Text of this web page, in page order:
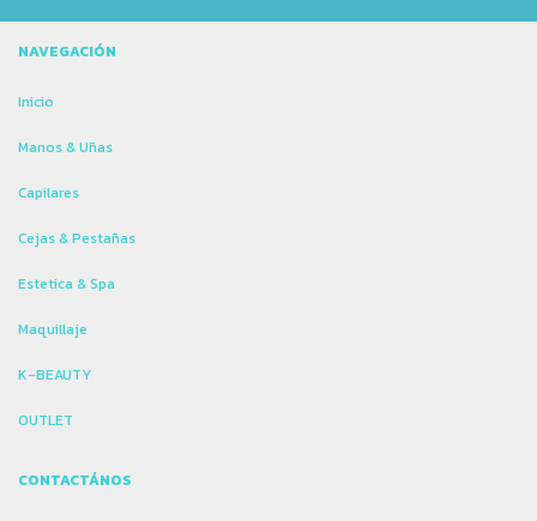
NAVEGACIÓN
Inicio
Manos & Uñas
Capilares
Cejas & Pestañas
Estetica & Spa
Maquillaje
K-BEAUTY
OUTLET
CONTACTÁNOS